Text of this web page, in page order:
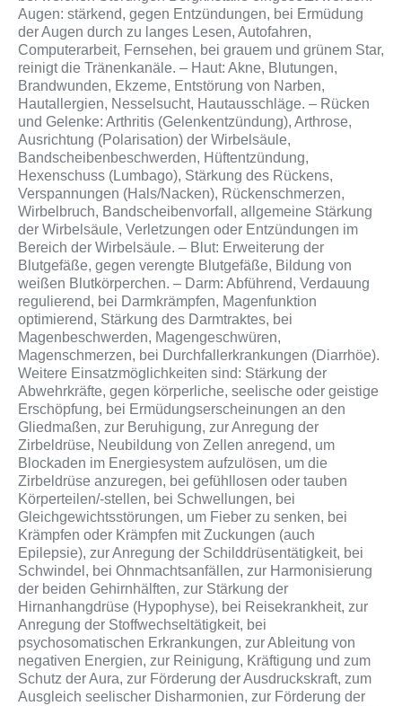
Augen: stärkend, gegen Entzündungen, bei Ermüdung
der Augen durch zu langes Lesen, Autofahren,
Computerarbeit, Fernsehen, bei grauem und grünem Star,
reinigt die Tränenkanäle. – Haut: Akne, Blutungen,
Brandwunden, Ekzeme, Entstörung von Narben,
Hautallergien, Nesselsucht, Hautausschläge. – Rücken
und Gelenke: Arthritis (Gelenkentzündung), Arthrose,
Ausrichtung (Polarisation) der Wirbelsäule,
Bandscheibenbeschwerden, Hüftentzündung,
Hexenschuss (Lumbago), Stärkung des Rückens,
Verspannungen (Hals/Nacken), Rückenschmerzen,
Wirbelbruch, Bandscheibenvorfall, allgemeine Stärkung
der Wirbelsäule, Verletzungen oder Entzündungen im
Bereich der Wirbelsäule. – Blut: Erweiterung der
Blutgefäße, gegen verengte Blutgefäße, Bildung von
weißen Blutkörperchen. – Darm: Abführend, Verdauung
regulierend, bei Darmkrämpfen, Magenfunktion
optimierend, Stärkung des Darmtraktes, bei
Magenbeschwerden, Magengeschwüren,
Magenschmerzen, bei Durchfallerkrankungen (Diarrhöe).
Weitere Einsatzmöglichkeiten sind: Stärkung der
Abwehrkräfte, gegen körperliche, seelische oder geistige
Erschöpfung, bei Ermüdungserscheinungen an den
Gliedmaßen, zur Beruhigung, zur Anregung der
Zirbeldrüse, Neubildung von Zellen anregend, um
Blockaden im Energiesystem aufzulösen, um die
Zirbeldrüse anzuregen, bei gefühllosen oder tauben
Körperteilen/-stellen, bei Schwellungen, bei
Gleichgewichtsstörungen, um Fieber zu senken, bei
Krämpfen oder Krämpfen mit Zuckungen (auch
Epilepsie), zur Anregung der Schilddrüsentätigkeit, bei
Schwindel, bei Ohnmachtsanfällen, zur Harmonisierung
der beiden Gehirnhälften, zur Stärkung der
Hirnanhangdrüse (Hypophyse), bei Reisekrankheit, zur
Anregung der Stoffwechseltätigkeit, bei
psychosomatischen Erkrankungen, zur Ableitung von
negativen Energien, zur Reinigung, Kräftigung und zum
Schutz der Aura, zur Förderung der Ausdruckskraft, zum
Ausgleich seelischer Disharmonien, zur Förderung der